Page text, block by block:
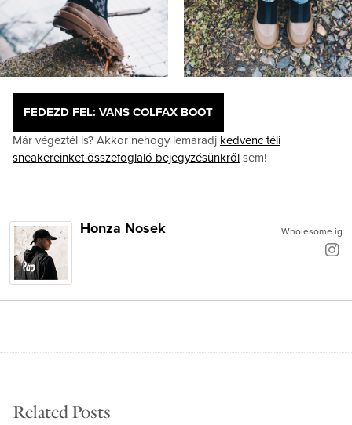
FEDEZD FEL: VANS COLFAX BOOT
Már végeztél is? Akkor nehogy lemaradj kedvenc téli
sneakereinket összefoglaló bejegyzésünkről sem!
Wholesome ig
Honza Nosek
Related Posts